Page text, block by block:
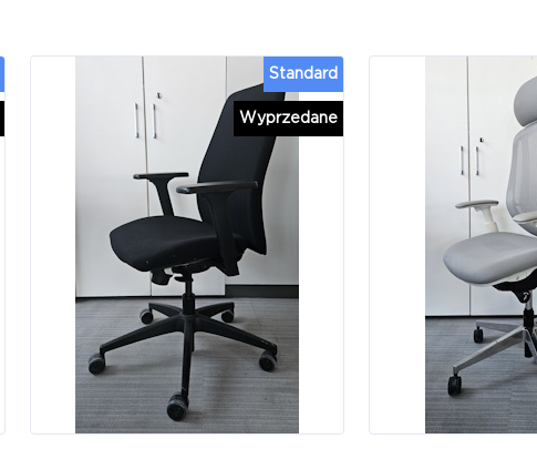
Wyprzedane
Standard